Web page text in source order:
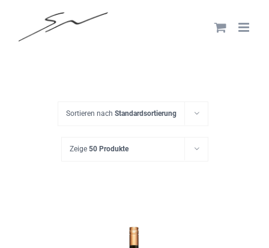
content
Sortieren nach Standardsortierung
Zeige 50 Produkte